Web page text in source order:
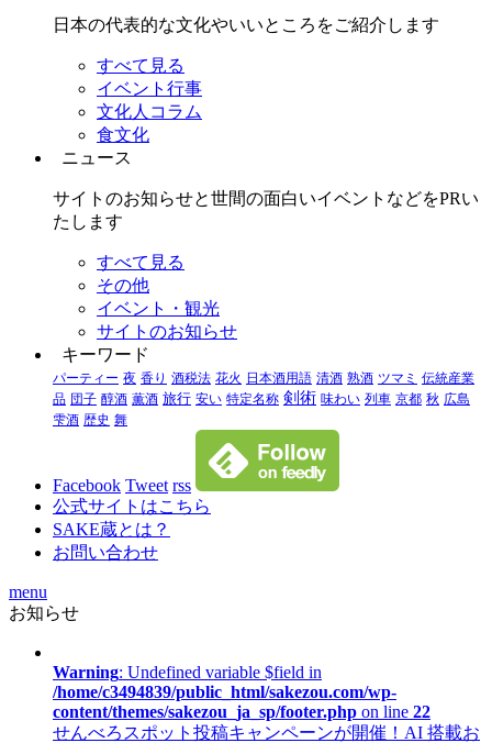
日本の代表的な文化やいいところをご紹介します
すべて見る
イベント行事
文化人コラム
食文化
ニュース
サイトのお知らせと世間の面白いイベントなどをPRい
たします
すべて見る
その他
イベント・観光
サイトのお知らせ
キーワード
パーティー 夜 香り 酒税法 花火 日本酒用語 清酒 熟酒 ツマミ 伝統産業
品 団子 醇酒 薫酒 旅行 安い 特定名称 剣術 味わい 列車 京都 秋 広島
雫酒 歴史 舞
Facebook Tweet rss
公式サイトはこちら
SAKE蔵とは？
お問い合わせ
menu
お知らせ
Warning: Undefined variable $field in
/home/c3494839/public_html/sakezou.com/wp-
content/themes/sakezou_ja_sp/footer.php on line 22
せんべろスポット投稿キャンペーンが開催！AI 搭載お